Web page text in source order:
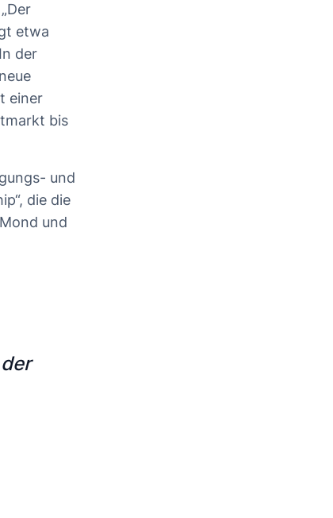
etwa
der
einer
bis
und
die die
und